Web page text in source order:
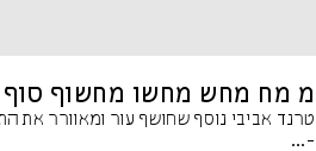
מ מח מחש מחשו מחשוף סוף
טרנד אביבי נוסף שחושף עור ומאוורר את
-...